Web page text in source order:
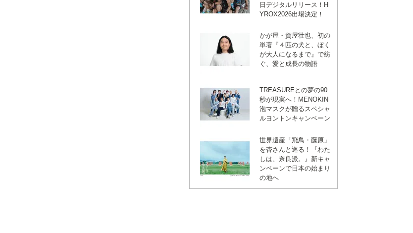
日デジタルリリース！H
YROX2026出場決定！
かが屋・賀屋壮也、初の
単著『４匹の犬と、ぼく
が大人になるまで』で紡
ぐ、愛と成長の物語
TREASUREとの夢の90
秒が現実へ！MENOKIN
泡マスクが贈るスペシャ
ルヨントンキャンペーン
世界遺産「飛鳥・藤原」
を杏さんと巡る！『わた
しは、奈良派。』新キャ
ンペーンで日本の始まり
の地へ